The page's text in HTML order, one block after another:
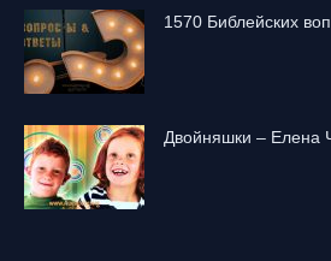
1570 Библейских
Двойняшки – Елена